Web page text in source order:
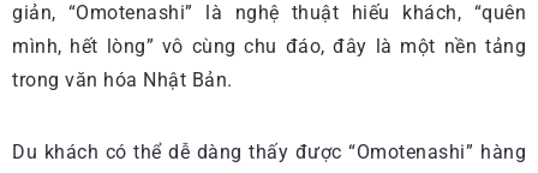
giản, “Omotenashi” là nghệ thuật hiếu khách, “quên
mình, hết lòng” vô cùng chu đáo, đây là một nền tảng
trong văn hóa Nhật Bản.
Du khách có thể dễ dàng thấy được “Omotenashi” hàng